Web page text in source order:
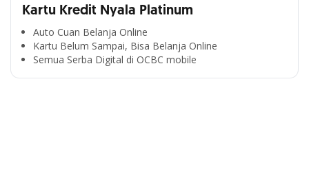
Kartu Kredit Nyala Platinum
Auto Cuan Belanja Online
Kartu Belum Sampai, Bisa Belanja Online
Semua Serba Digital di OCBC mobile
Cross Selling Banner Global